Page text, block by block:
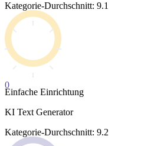
Kategorie-Durchschnitt: 9.1
0
Einfache Einrichtung
KI Text Generator
Kategorie-Durchschnitt: 9.2